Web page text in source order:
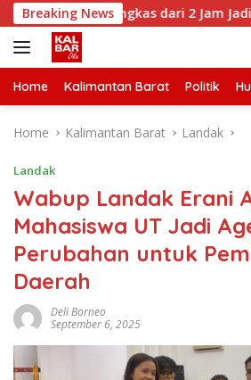
Skip
to
content
Breaking Newsdari 2 Jam Jadi 20 Menit
Home Kalimantan Barat Politik
Home Kalimantan Barat Landak
Landak
Wabup Landak Erani
Mahasiswa UT Jadi
Perubahan untuk
Daerah
Deli Borneo
September 6, 2025